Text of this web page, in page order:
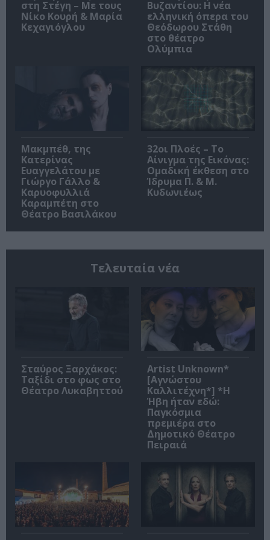
στη Στέγη – Με τους
Νίκο Κουρή & Μαρία
Κεχαγιόγλου
Βυζαντίου: Η νέα
ελληνική όπερα του
Θεόδωρου Στάθη
στο θέατρο
Ολύμπια
Μακμπέθ, της
Κατερίνας
Ευαγγελάτου με
Γιώργο Γάλλο &
Καρυοφυλλιά
Καραμπέτη στο
Θέατρο Βασιλάκου
32οι Πλοές – Το
Αίνιγμα της Εικόνας:
Ομαδική έκθεση στο
Ίδρυμα Π. & Μ.
Κυδωνιέως
Τελευταία νέα
Σταύρος Ξαρχάκος:
Ταξίδι στο φως στο
Θέατρο Λυκαβηττού
Artist Unknown*
[Αγνώστου
Καλλιτέχνη*] *Η
Ήβη ήταν εδώ:
Παγκόσμια
πρεμιέρα στο
Δημοτικό Θέατρο
Πειραιά